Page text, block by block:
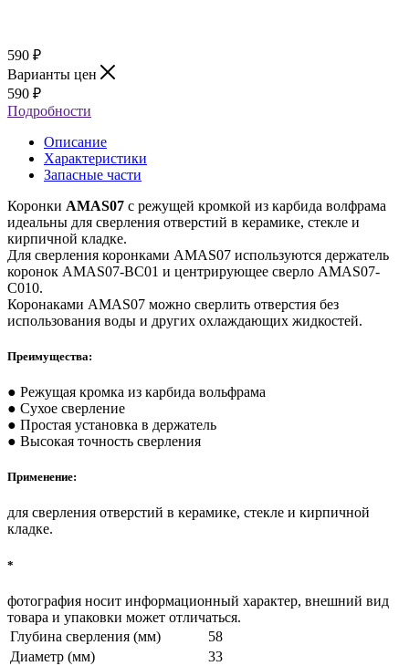
590 ₽
Варианты цен
590 ₽
Подробности
Описание
Характеристики
Запасные части
Коронки AMAS07 с режущей кромкой из карбида волфрама
идеальны для сверления отверстий в керамике, стекле и
кирпичной кладке.
Для сверления коронками AMAS07 используются держатель
коронок AMAS07-BC01 и центрирующее сверло AMAS07-
C010.
Коронаками AMAS07 можно сверлить отверстия без
использования воды и других охлаждающих жидкостей.
Преимущества:
● Режущая кромка из карбида вольфрама
● Сухое сверление
● Простая установка в держатель
● Высокая точность сверления
Применение:
для сверления отверстий в керамике, стекле и кирпичной
кладке.
*
фотография носит информационный характер, внешний вид
товара и упаковки может отличаться.
Глубина сверления (мм)
58
Диаметр (мм)
33